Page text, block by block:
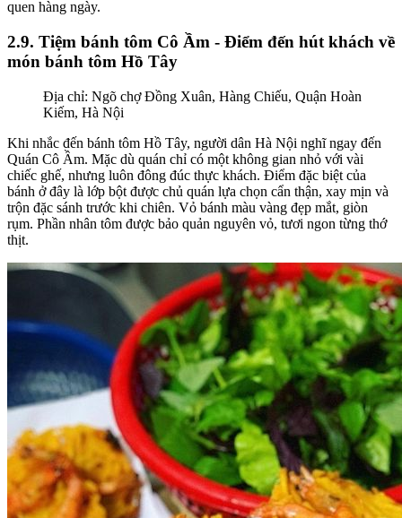
quen hàng ngày.
2.9. Tiệm bánh tôm Cô Ầm - Điểm đến hút khách về
món bánh tôm Hồ Tây
Địa chỉ: Ngõ chợ Đồng Xuân, Hàng Chiếu, Quận Hoàn
Kiếm, Hà Nội
Khi nhắc đến bánh tôm Hồ Tây, người dân Hà Nội nghĩ ngay đến
Quán Cô Ầm. Mặc dù quán chỉ có một không gian nhỏ với vài
chiếc ghế, nhưng luôn đông đúc thực khách. Điểm đặc biệt của
bánh ở đây là lớp bột được chủ quán lựa chọn cẩn thận, xay mịn và
trộn đặc sánh trước khi chiên. Vỏ bánh màu vàng đẹp mắt, giòn
rụm. Phần nhân tôm được bảo quản nguyên vỏ, tươi ngon từng thớ
thịt.